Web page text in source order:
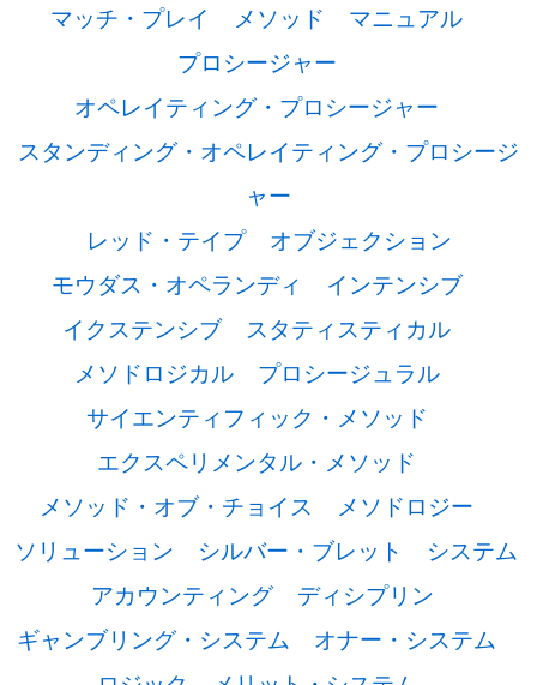
マッチ・プレイ
メソッド
マニュアル
プロシージャー
オペレイティング・プロシージャー
スタンディング・オペレイティング・プロシージ
ャー
レッド・テイプ
オブジェクション
モウダス・オペランディ
インテンシブ
イクステンシブ
スタティスティカル
メソドロジカル
プロシージュラル
サイエンティフィック・メソッド
エクスペリメンタル・メソッド
メソッド・オブ・チョイス
メソドロジー
ソリューション
シルバー・ブレット
システム
アカウンティング
ディシプリン
ギャンブリング・システム
オナー・システム